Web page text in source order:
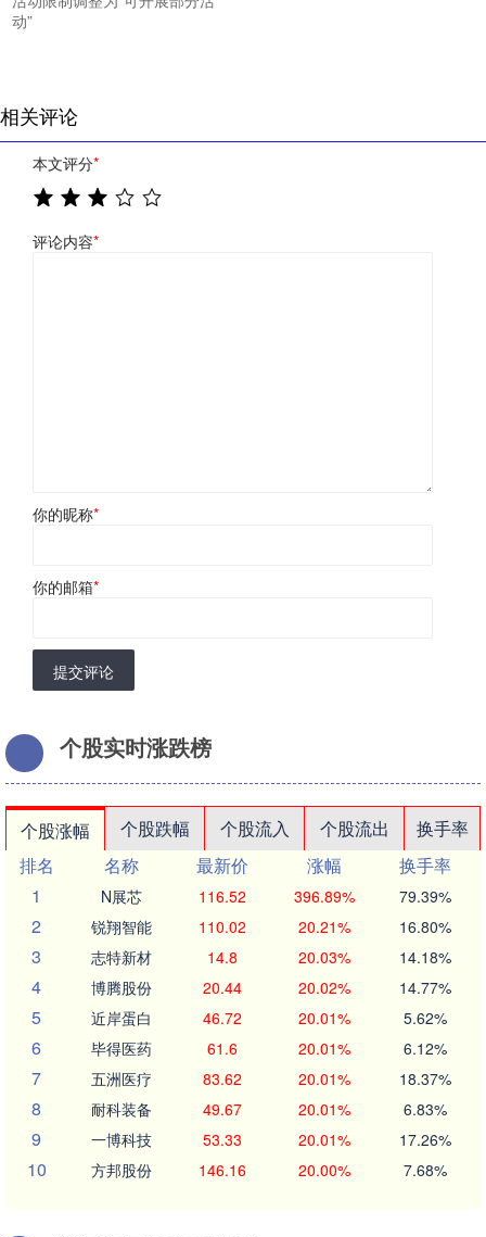
动”
相关评论
本文评分*
评论内容*
你的昵称*
你的邮箱*
提交评论
个股实时涨跌榜
个股涨幅 个股跌幅 个股流入 个股流出
换手率
排名
名称 最新价 涨幅
换手率
1
N展芯 116.52 396.89% 79.39%
2 锐翔智能 110.02 20.21% 16.80%
3 志特新材 14.8 20.03% 14.18%
4 博腾股份 20.44 20.02% 14.77%
5 近岸蛋白 46.72 20.01% 5.62%
6 毕得医药 61.6 20.01% 6.12%
7 五洲医疗 83.62 20.01% 18.37%
8 耐科装备 49.67 20.01% 6.83%
9 一博科技 53.33 20.01% 17.26%
10 方邦股份 146.16 20.00% 7.68%